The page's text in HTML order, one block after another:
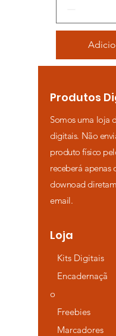
Produtos
Somos uma loja
digitais. Não
produto físico
receberá apenas
downoad
email.
Loja
Kits Digitais
Encadernaçã
o
Freebies
Marcadores